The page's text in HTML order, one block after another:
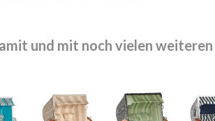
und mit noch vielen